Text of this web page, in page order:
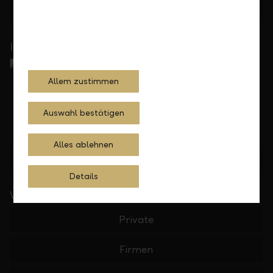
In Ihrer Nähe
Standorte finden
Wichtige Links
Private
Firmen
Allem zustimmen
Auswahl bestätigen
Alles ablehnen
Details